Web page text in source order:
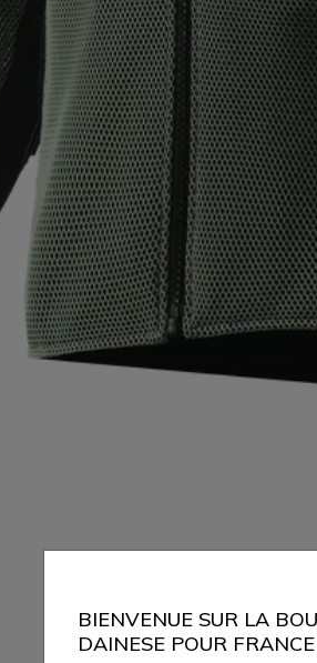
BIENVENUE SUR LA
DAINESE POUR FRANCE